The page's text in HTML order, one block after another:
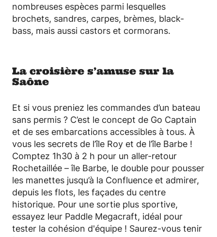
nombreuses espèces parmi lesquelles
brochets, sandres, carpes, brèmes, black-
bass, mais aussi castors et cormorans.
La croisière s’amuse sur la
Saône
Et si vous preniez les commandes d’un bateau
sans permis ? C’est le concept de Go Captain
et de ses embarcations accessibles à tous. À
vous les secrets de l’île Roy et de l’île Barbe !
Comptez 1h30 à 2 h pour un aller-retour
Rochetaillée – île Barbe, le double pour pousser
les manettes jusqu’à la Confluence et admirer,
depuis les flots, les façades du centre
historique. Pour une sortie plus sportive,
essayez leur Paddle Megacraft, idéal pour
tester la cohésion d'équipe ! Saurez-vous tenir